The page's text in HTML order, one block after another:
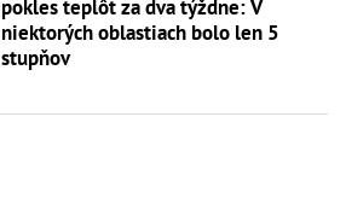
pokles teplôt za dva týždne: V
niektorých oblastiach bolo len 5
stupňov